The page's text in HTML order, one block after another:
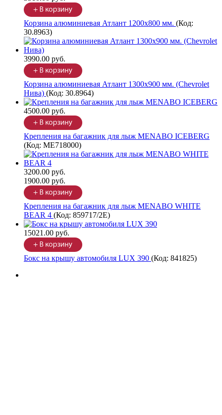
Корзина алюминиевая Атлант 1200х800 мм. (Код:
30.8963)
3990.00 руб.
Корзина алюминиевая Атлант 1300х900 мм. (Chevrolet
Нива) (Код: 30.8964)
4500.00 руб.
Крепления на багажник для лыж MENABO ICEBERG
(Код: ME718000)
3200.00 руб.
1900.00 руб.
Крепления на багажник для лыж MENABO WHITE
BEAR 4 (Код: 859717/2Е)
15021.00 руб.
Бокс на крышу автомобиля LUX 390 (Код: 841825)